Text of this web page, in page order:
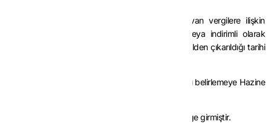
Bu şekilde istisna nedeniyle zamanında alınmayan vergilere ilişkin
zamanaşımı süresi, hizmet erbabına bedelsiz veya indirimli olarak
verilen pay senetlerinin hizmet erbabı tarafından elden çıkarıldığı tarihi
Bu maddenin uygulanmasına ilişkin usul ve esasları belirlemeye Hazine
(2) Söz konusu hüküm 2/8/2024 tarihinde yürürlüğe girmiştir.